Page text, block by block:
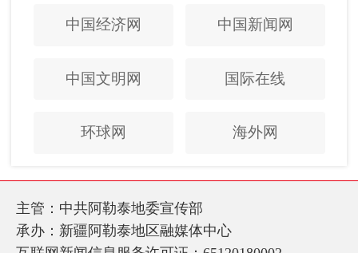
中国经济网 中国新闻网
中国文明网 国际在线
环球网 海外网
主管：中共阿勒泰地委宣传部
承办：新疆阿勒泰地区融媒体中心